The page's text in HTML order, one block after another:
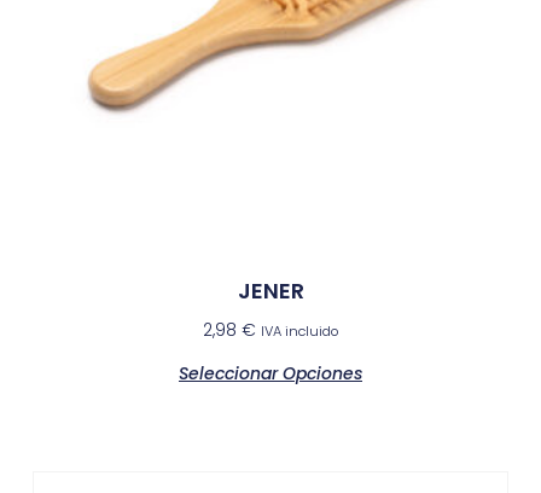
JENER
2,98 € IVA incluido
Seleccionar Opciones